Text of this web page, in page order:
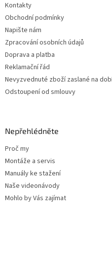
Kontakty
Obchodní podmínky
Napište nám
Zpracování osobních údajů
Doprava a platba
Reklamační řád
Nevyzvednuté zboží zaslané na
Odstoupení od smlouvy
Nepřehlédněte
Proč my
Montáže a servis
Manuály ke stažení
Naše videonávody
Mohlo by Vás zajímat